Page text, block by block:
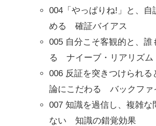
004「やっぱりね!」と、自
める 確証バイアス
005 自分こそ客観的と、誰
る ナイーブ・リアリズム
006 反証を突きつけられる
論にこだわる バックファ
007 知識を過信し、複雑な
ない 知識の錯覚効果